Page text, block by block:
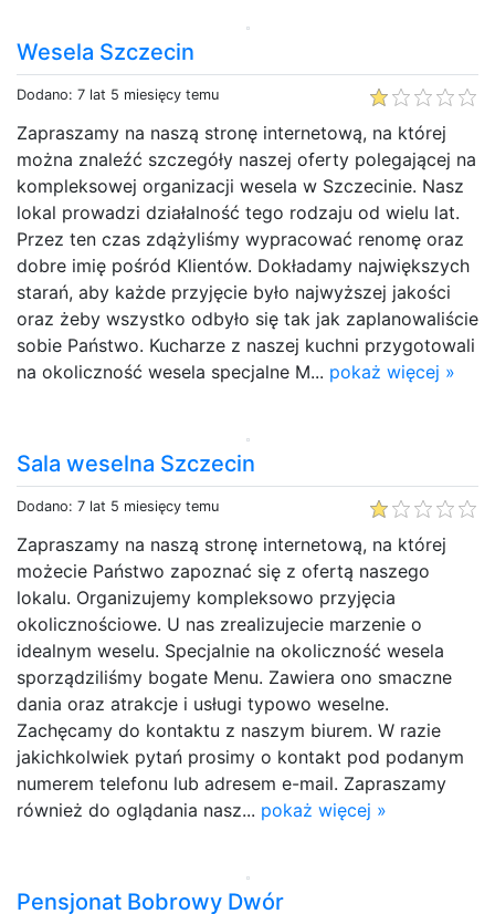
Wesela Szczecin
Dodano: 7 lat 5 miesięcy temu
Zapraszamy na naszą stronę internetową, na której
można znaleźć szczegóły naszej oferty polegającej na
kompleksowej organizacji wesela w Szczecinie. Nasz
lokal prowadzi działalność tego rodzaju od wielu lat.
Przez ten czas zdążyliśmy wypracować renomę oraz
dobre imię pośród Klientów. Dokładamy największych
starań, aby każde przyjęcie było najwyższej jakości
oraz żeby wszystko odbyło się tak jak zaplanowaliście
sobie Państwo. Kucharze z naszej kuchni przygotowali
na okoliczność wesela specjalne M... pokaż więcej »
Sala weselna Szczecin
Dodano: 7 lat 5 miesięcy temu
Zapraszamy na naszą stronę internetową, na której
możecie Państwo zapoznać się z ofertą naszego
lokalu. Organizujemy kompleksowo przyjęcia
okolicznościowe. U nas zrealizujecie marzenie o
idealnym weselu. Specjalnie na okoliczność wesela
sporządziliśmy bogate Menu. Zawiera ono smaczne
dania oraz atrakcje i usługi typowo weselne.
Zachęcamy do kontaktu z naszym biurem. W razie
jakichkolwiek pytań prosimy o kontakt pod podanym
numerem telefonu lub adresem e-mail. Zapraszamy
również do oglądania nasz... pokaż więcej »
Pensjonat Bobrowy Dwór